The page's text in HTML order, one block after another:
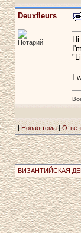
Deuxfleurs
Нотарий
I
| Новая тема|
ВИЗАНТИЙСКАЯ